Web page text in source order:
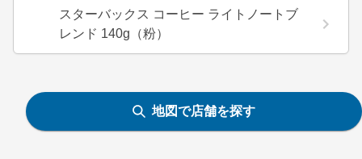
スターバックス コーヒー ライトノートブ
レンド 140g（粉）
地図で店舗を探す